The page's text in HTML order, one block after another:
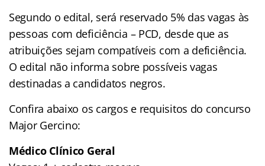
Segundo o edital, será reservado 5% das vagas às
pessoas com deficiência – PCD, desde que as
atribuições sejam compatíveis com a deficiência.
O edital não informa sobre possíveis vagas
destinadas a candidatos negros.
Confira abaixo os cargos e requisitos do concurso
Major Gercino:
Médico Clínico Geral